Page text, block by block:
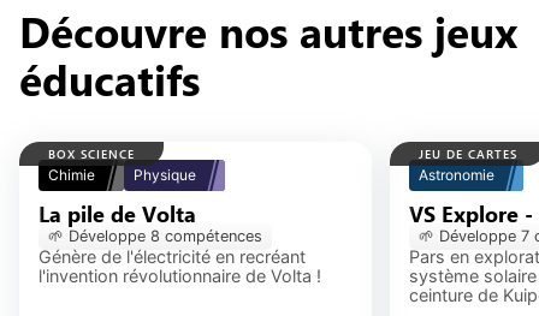
Découvre nos autres jeux
éducatifs
BOX SCIENCE
Chimie Physique
La pile de Volta
🌱 Développe 8 compétences
Génère de l'électricité en recréant
l'invention révolutionnaire de Volta !
JEU DE CARTES
Astronomie
VS Explore
🌱 Développe 7
Pars en
système
ceinture de